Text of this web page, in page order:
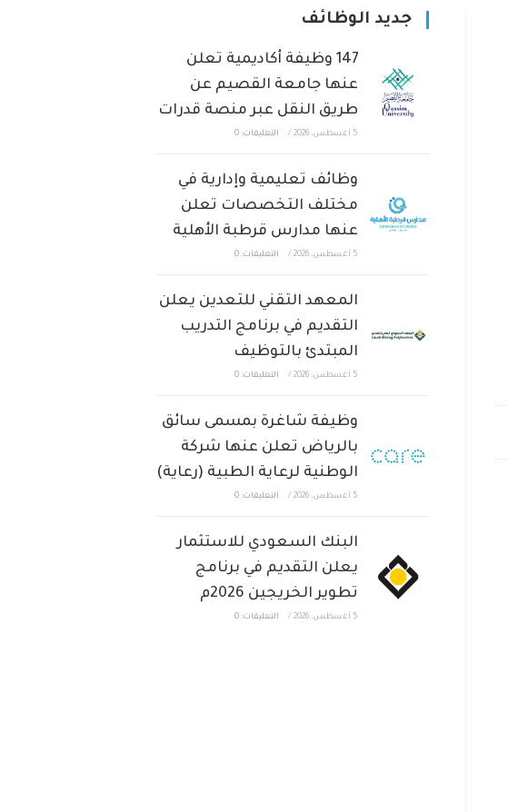
جديد الوظائف
147 وظيفة أكاديمية تعلن
عنها جامعة القصيم عن
طريق النقل عبر منصة قدرات
5 أغسطس، 2026 / التعليقات: 0
وظائف تعليمية وإدارية في
مختلف التخصصات تعلن
عنها مدارس قرطبة الأهلية
5 أغسطس، 2026 / التعليقات: 0
المعهد التقني للتعدين يعلن
التقديم في برنامج التدريب
المبتدئ بالتوظيف
5 أغسطس، 2026 / التعليقات: 0
وظيفة شاغرة بمسمى سائق
بالرياض تعلن عنها شركة
الوطنية لرعاية الطبية (رعاية)
5 أغسطس، 2026 / التعليقات: 0
البنك السعودي للاستثمار
يعلن التقديم في برنامج
تطوير الخريجين 2026م
5 أغسطس، 2026 / التعليقات: 0